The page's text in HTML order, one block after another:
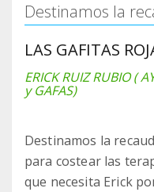
Destinamos la
LAS GAFITAS
ERICK RUIZ RUBIO (
y GAFAS)
Destinamos la
para costear las
que necesita Erick